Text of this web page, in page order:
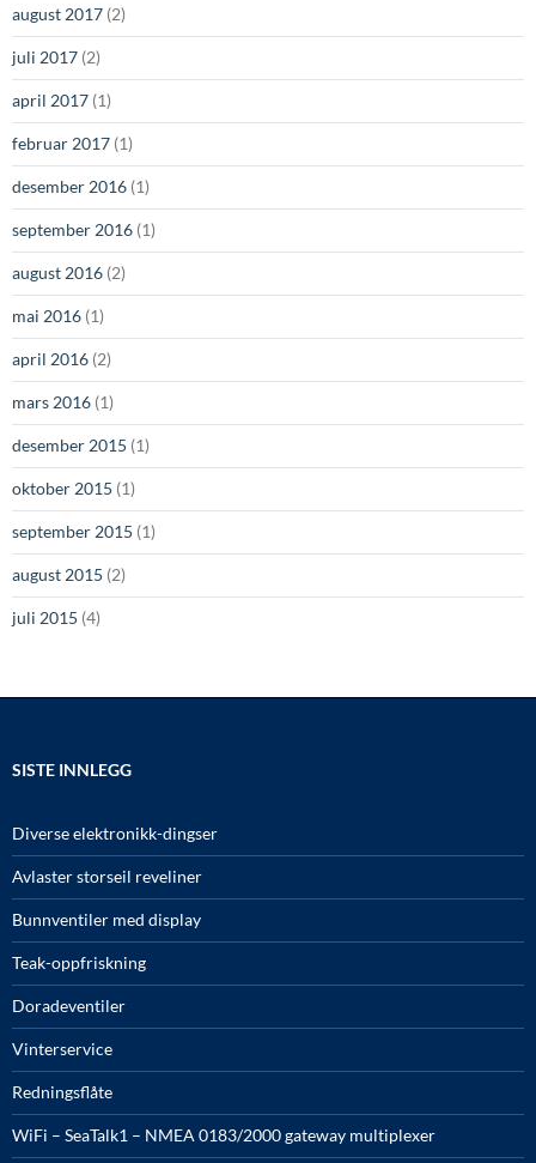
august 2017 (2)
juli 2017 (2)
april 2017 (1)
februar 2017 (1)
desember 2016 (1)
september 2016 (1)
august 2016 (2)
mai 2016 (1)
april 2016 (2)
mars 2016 (1)
desember 2015 (1)
oktober 2015 (1)
september 2015 (1)
august 2015 (2)
juli 2015 (4)
SISTE INNLEGG
Diverse elektronikk-dingser
Avlaster storseil reveliner
Bunnventiler med display
Teak-oppfriskning
Doradeventiler
Vinterservice
Redningsflåte
WiFi – SeaTalk1 – NMEA 0183/2000 gateway multiplexer